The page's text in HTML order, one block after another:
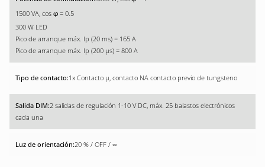
1500 VA, cos φ = 0.5
300 W LED
Pico de arranque máx. Ip (20 ms) = 165 A
Pico de arranque máx. Ip (200 µs) = 800 A
1x Contacto µ, contacto NA contacto previo de tungsteno
2 salidas de regulación 1-10 V DC, máx. 25 balastos electrónicos
cada una
20 % / OFF / ∞